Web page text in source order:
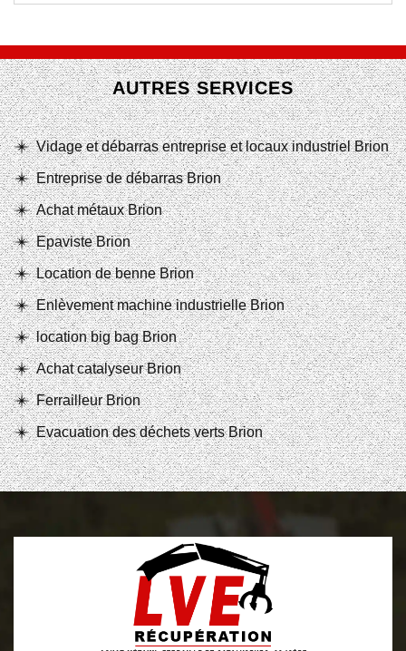
AUTRES SERVICES
Vidage et débarras entreprise et locaux industriel Brion
Entreprise de débarras Brion
Achat métaux Brion
Epaviste Brion
Location de benne Brion
Enlèvement machine industrielle Brion
location big bag Brion
Achat catalyseur Brion
Ferrailleur Brion
Evacuation des déchets verts Brion